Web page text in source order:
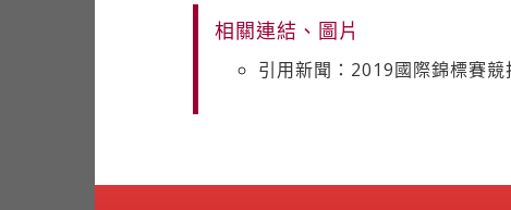
相關連結、圖片
引用新聞：2019國際錦標賽競